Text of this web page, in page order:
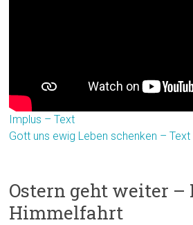
Implus – Text
Gott uns ewig Leben schenken – Text
Ostern geht weiter –
Himmelfahrt